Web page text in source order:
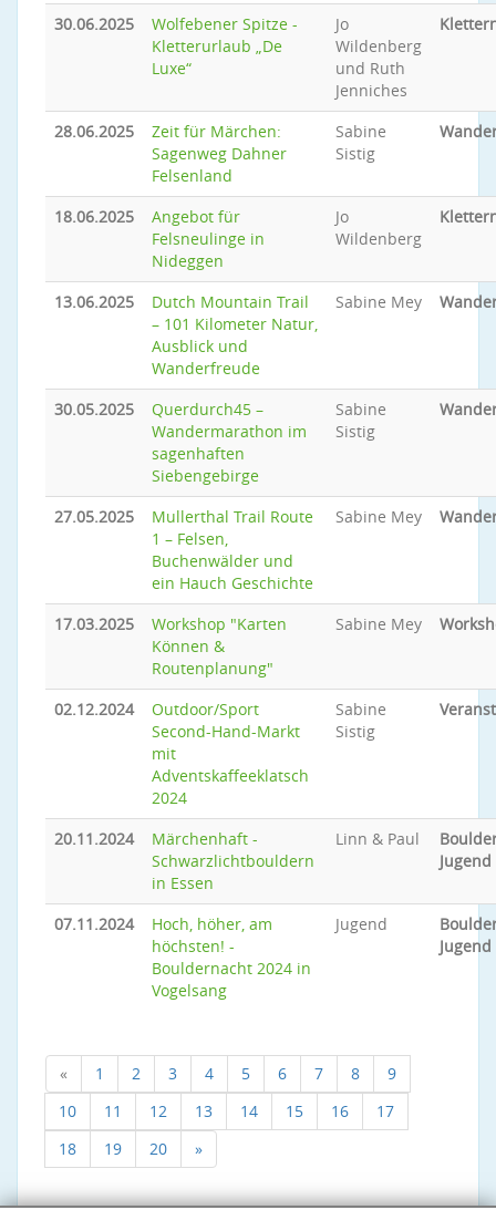
30.06.2025
Wolfebener Spitze -
Kletterurlaub „De
Luxe“
Jo
Wildenberg
und Ruth
Jenniches
28.06.2025
Zeit für Märchen:
Sagenweg Dahner
Felsenland
Sabine
Sistig
18.06.2025
Angebot für
Felsneulinge in
Nideggen
Jo
Wildenberg
13.06.2025
Dutch Mountain Trail
– 101 Kilometer Natur,
Ausblick und
Wanderfreude
Sabine Mey
30.05.2025
Querdurch45 –
Wandermarathon im
sagenhaften
Siebengebirge
Sabine
Sistig
27.05.2025
Mullerthal Trail Route
1 – Felsen,
Buchenwälder und
ein Hauch Geschichte
Sabine Mey
17.03.2025
Workshop "Karten
Können &
Routenplanung"
Sabine Mey
02.12.2024
Outdoor/Sport
Second-Hand-Markt
mit
Adventskaffeeklatsch
2024
Sabine
Sistig
20.11.2024
Märchenhaft -
Schwarzlichtbouldern
in Essen
Linn & Paul
Jugend
07.11.2024
Hoch, höher, am
höchsten! -
Bouldernacht 2024 in
Vogelsang
Jugend
Jugend
« 1 2 3 4 5 6 7 8
9
10
11 12 13 14 15 16
17
18
19 20 »